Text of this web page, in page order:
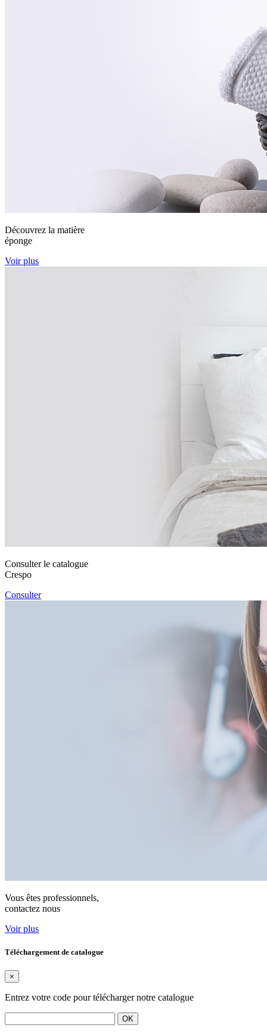
Découvrez la matière
éponge
Voir plus
Consulter le catalogue
Crespo
Consulter
Vous êtes professionnels,
contactez nous
Voir plus
Téléchargement de catalogue
×
Entrez votre code pour télécharger notre catalogue
OK